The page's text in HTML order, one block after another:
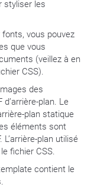
styliser les
vous pouvez
que vous
(veillez à en
CSS).
des
plan. Le
plan statique
éléments sont
plan utilisé
fichier CSS.
contient le